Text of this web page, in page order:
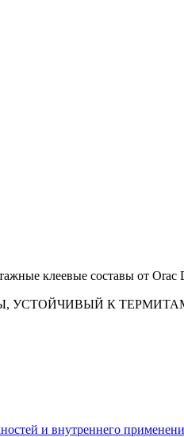
клеевые составы от Orac
УСТОЙЧИВЫЙ К
и внутреннего